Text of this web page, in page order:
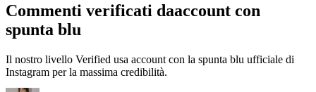
spunta blu
Instagram per la massima credibilità.